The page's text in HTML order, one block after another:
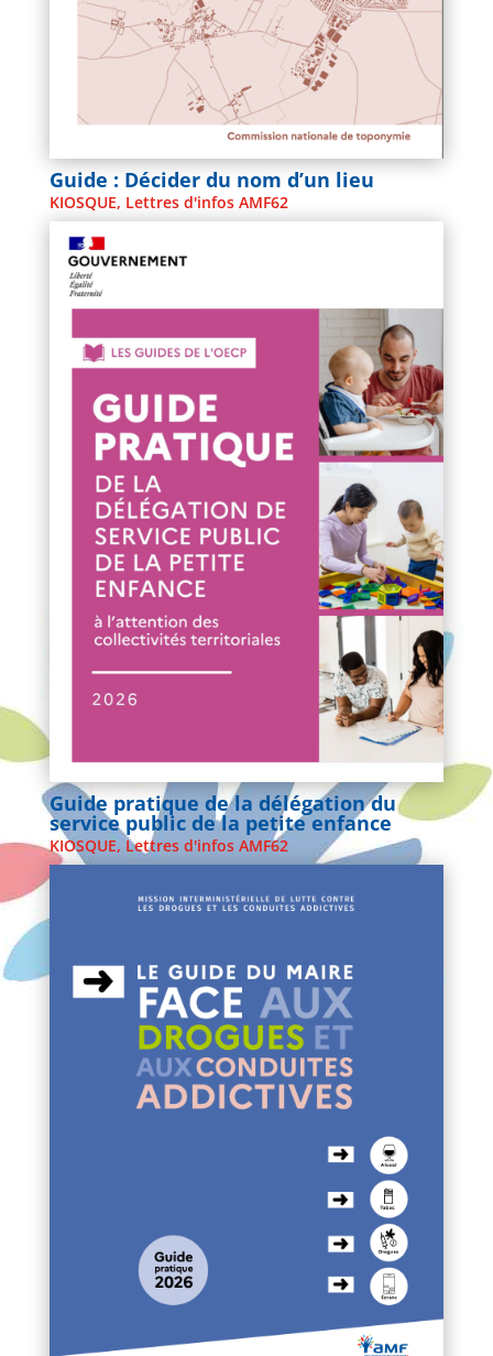
Guide : Décider du nom d’un lieu
KIOSQUE, Lettres d'infos AMF62
Guide pratique de la délégation du
service public de la petite enfance
KIOSQUE, Lettres d'infos AMF62